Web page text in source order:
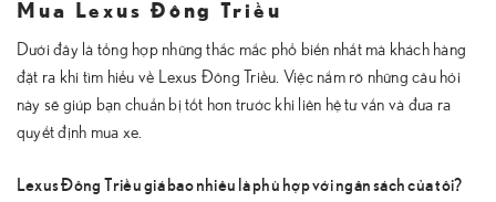
Mua Lexus Đông Triều
Dưới đây là tổng hợp những thắc mắc phổ biến nhất mà khách hàng
đặt ra khi tìm hiểu về Lexus Đông Triều. Việc nắm rõ những câu hỏi
này sẽ giúp bạn chuẩn bị tốt hơn trước khi liên hệ tư vấn và đưa ra
quyết định mua xe.
Lexus Đông Triều giá bao nhiêu là phù hợp với ngân sách của tôi?